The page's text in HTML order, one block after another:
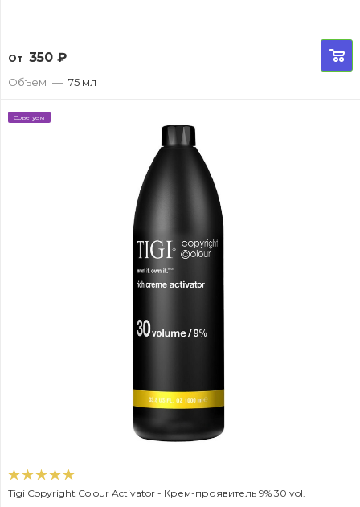
От 350 ₽
Объем — 75 мл
Советуем
Tigi Copyright Colour Activator - Крем-проявитель 9% 30 vol.